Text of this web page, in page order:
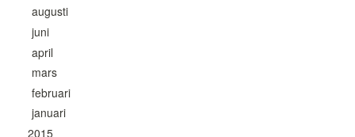
augusti
juni
april
mars
februari
januari
2015